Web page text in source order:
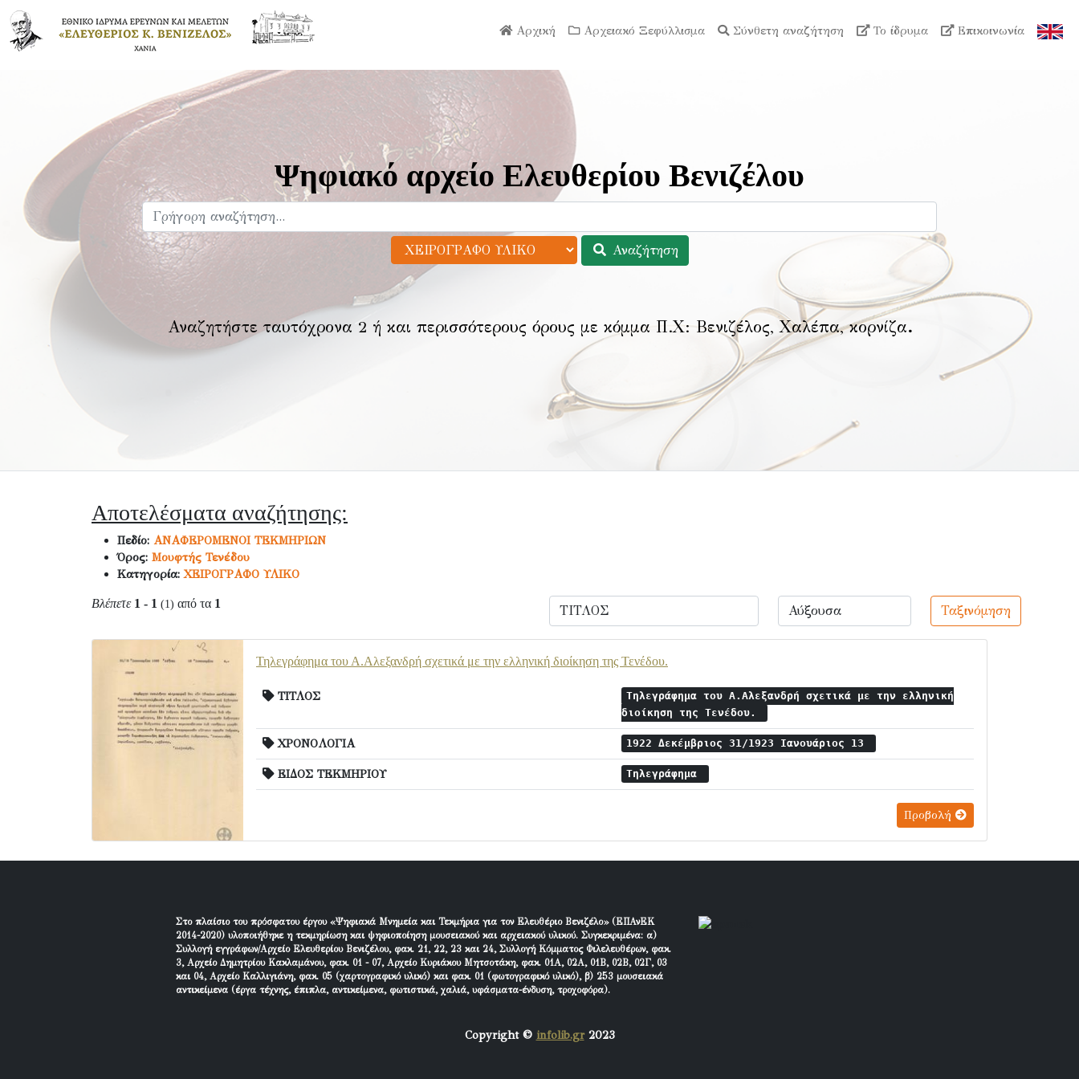
Αρχική Αρχειακό Ξεφύλλισμα Σύνθετη αναζήτηση Το ίδρυμα Επικοινωνία
Ψηφιακό αρχείο Ελευθερίου Βενιζέλου
Αναζήτηση
Αναζητήστε ταυτόχρονα 2 ή και περισσότερους όρους με κόμμα Π.Χ: Βενιζέλος, Χαλέπα, κορνίζα.
Αποτελέσματα αναζήτησης:
Πεδίο: ΑΝΑΦΕΡΟΜΕΝΟΙ ΤΕΚΜΗΡΙΩΝ
Όρος: Μουφτής Τενέδου
Κατηγορία:ΧΕΙΡΟΓΡΑΦΟ ΥΛΙΚΟ
Βλέπετε 1 - 1 (1) από τα 1 Ταξινόμηση
Τηλεγράφημα του Α.Αλεξανδρή σχετικά με την ελληνική διοίκηση της Τενέδου.
ΤΙΤΛΟΣ
Τηλεγράφημα του Α.Αλεξανδρή σχετικά με την ελληνική
διοίκηση της Τενέδου.
ΧΡΟΝΟΛΟΓΙΑ 1922 Δεκέμβριος 31/1923 Ιανουάριος 13
ΕΙΔΟΣ ΤΕΚΜΗΡΙΟΥ Τηλεγράφημα
Προβολή
Στο πλαίσιο του πρόσφατου έργου «Ψηφιακά Μνημεία και Τεκμήρια για τον Ελευθέριο Βενιζέλο» (ΕΠΑνΕΚ
2014-2020) υλοποιήθηκε η τεκμηρίωση και ψηφιοποίηση μουσειακού και αρχειακού υλικού. Συγκεκριμένα: α)
Συλλογή εγγράφων/Αρχείο Ελευθερίου Βενιζέλου, φακ. 21, 22, 23 και 24, Συλλογή Κόμματος Φιλελευθέρων, φακ.
3, Αρχείο Δημητρίου Κακλαμάνου, φακ. 01 - 07, Αρχείο Κυριάκου Μητσοτάκη, φακ. 01Α, 02Α, 01Β, 02Β, 02Γ, 03
και 04, Αρχείο Καλλιγιάνη, φακ. 05 (χαρτογραφικό υλικό) και φακ. 01 (φωτογραφικό υλικό), β) 253 μουσειακά
αντικείμενα (έργα τέχνης, έπιπλα, αντικείμενα, φωτιστικά, χαλιά, υφάσματα-ένδυση, τροχοφόρα).
Copyright © infolib.gr2023